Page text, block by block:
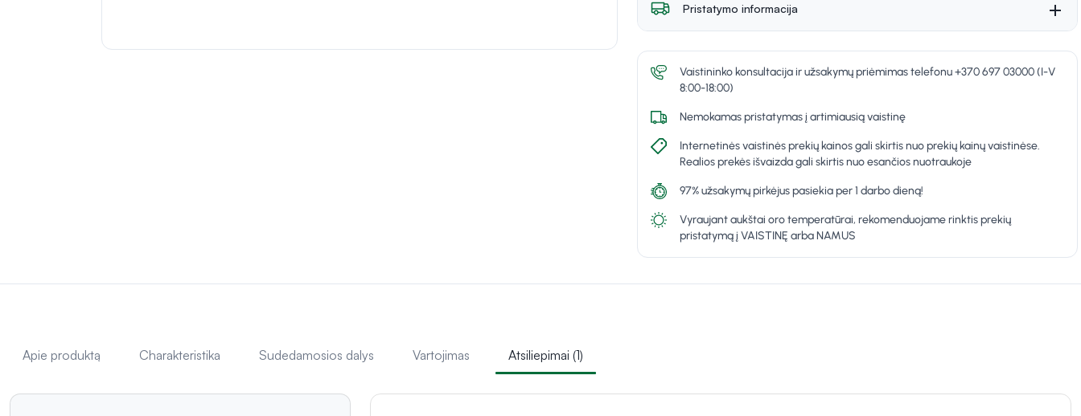
Pristatymo informacija
Vaistininko konsultacija ir užsakymų priėmimas telefonu +370 697 03000 (I-V
8:00-18:00)
Nemokamas pristatymas į artimiausią vaistinę
Internetinės vaistinės prekių kainos gali skirtis nuo prekių kainų vaistinėse.
Realios prekės išvaizda gali skirtis nuo esančios nuotraukoje
97% užsakymų pirkėjus pasiekia per 1 darbo dieną!
Vyraujant aukštai oro temperatūrai, rekomenduojame rinktis prekių
pristatymą į VAISTINĘ arba NAMUS
Apie produktą Charakteristika Sudedamosios dalys Vartojimas Atsiliepimai (1)